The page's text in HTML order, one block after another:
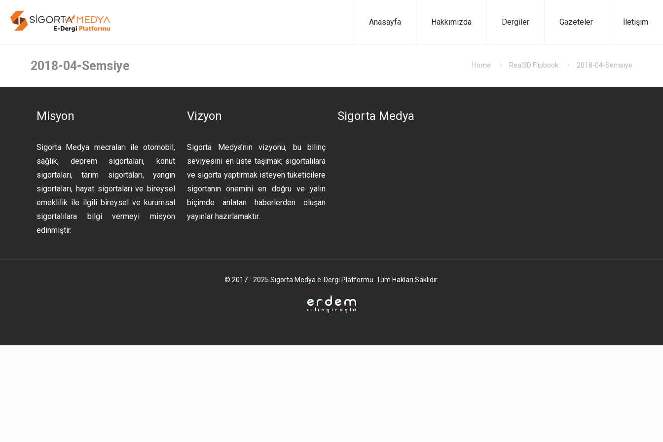
Anasayfa Hakkımızda Dergiler Gazeteler İletişim
2018-04-Semsiye Home Real3D Flipbook 2018-04-Semsiye
Misyon
Sigorta Medya mecraları ile otomobil,
sağlık, deprem sigortaları, konut
sigortaları, tarım sigortaları, yangın
sigortaları, hayat sigortaları ve bireysel
emeklilik ile ilgili bireysel ve kurumsal
sigortalılara bilgi vermeyi misyon
edinmiştir.
Vizyon
Sigorta Medya’nın vizyonu, bu bilinç
seviyesini en üste taşımak; sigortalılara
ve sigorta yaptırmak isteyen tüketicilere
sigortanın önemini en doğru ve yalın
biçimde anlatan haberlerden oluşan
yayınlar hazırlamaktır.
Sigorta Medya
© 2017 - 2025 Sigorta Medya e-Dergi Platformu. Tüm Hakları Saklıdır.